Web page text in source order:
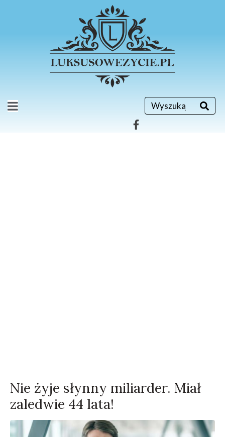
Nie żyje słynny miliarder. Miał
zaledwie 44 lata!